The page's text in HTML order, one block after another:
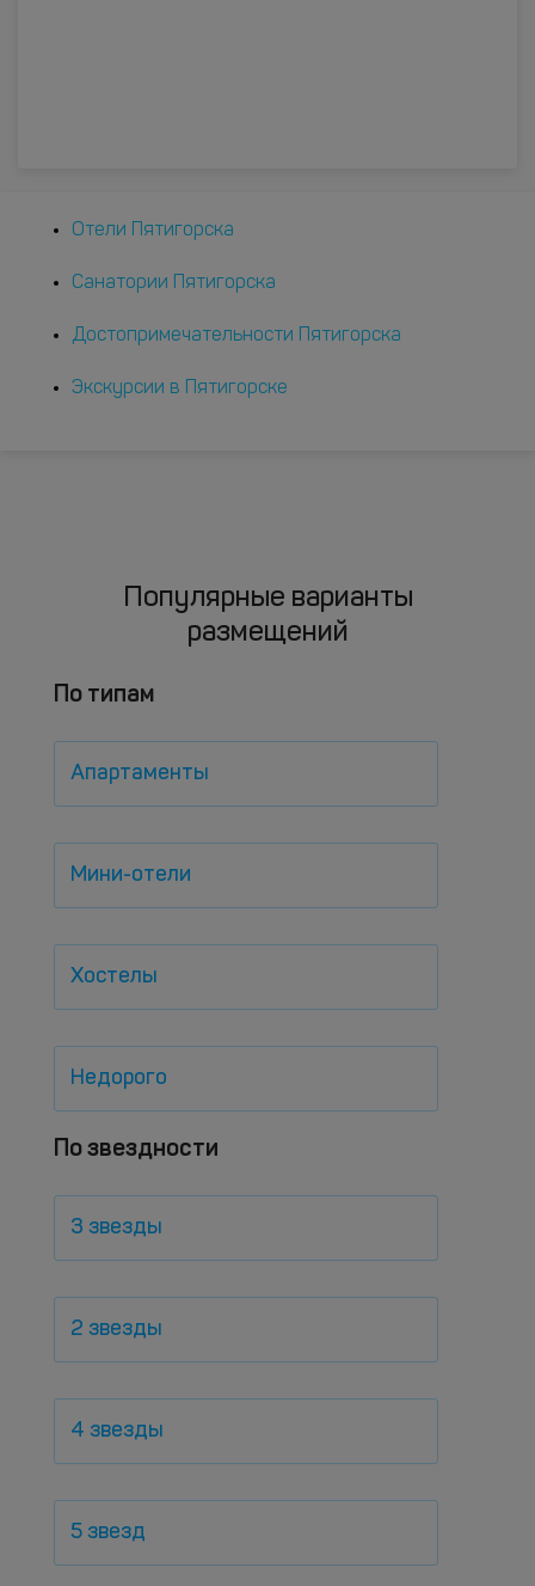
Отели Пятигорска
Санатории Пятигорска
Достопримечательности Пятигорска
Экскурсии в Пятигорске
Популярные варианты
размещений
По типам
Апартаменты
Мини-отели
Хостелы
Недорого
По звездности
3 звезды
2 звезды
4 звезды
5 звезд